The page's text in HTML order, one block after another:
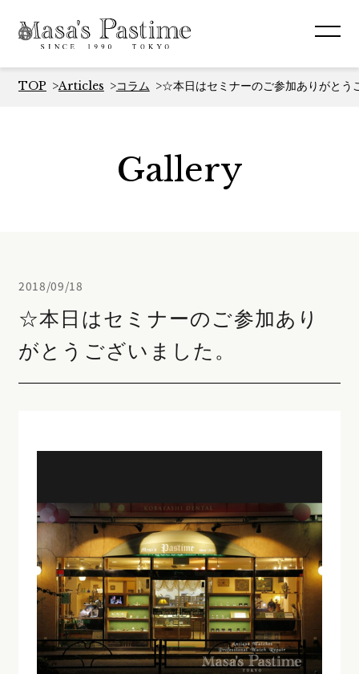
TOP Articles コラム ☆本日はセミナーのご参加ありがとう
Gallery
2018/09/18
☆本日はセミナーのご参加あり
がとうございました。